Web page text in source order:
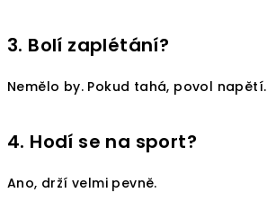
3. Bolí zaplétání?
Nemělo by. Pokud tahá, povol napětí.
4. Hodí se na sport?
Ano, drží velmi pevně.